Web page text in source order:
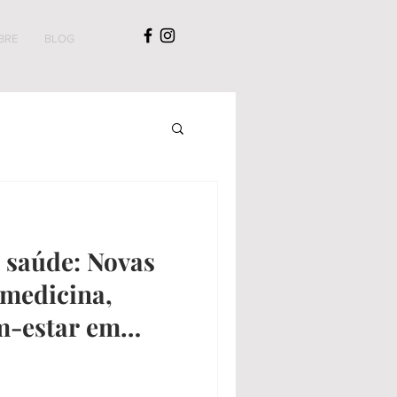
BLOG
Novas
estar em